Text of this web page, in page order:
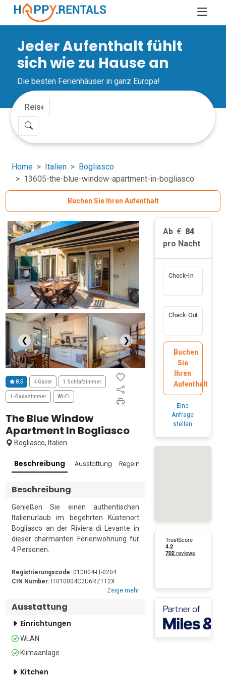
Jeder Aufenthalt fühlt
sich wie zu Hause an
Die besten Ferienhäuser in ganz Europa!
Home Italien
Bogliasco
13605-the-blue-window-apartment-in-bogliasco
Buchen Sie Ihren Aufenthalt
❮ ❯
8.5 4 Gäste 1 Schlafzimmer
1-Badezimmer Wi-Fi
The Blue Window
Apartment In Bogliasco
Bogliasco, Italien
Beschreibung Ausstattung Regeln und Richtlinien
Beschreibung
Genießen Sie einen authentischen
Italienurlaub im begehrten Küstenort
Bogliasco an der Riviera di Levante in
dieser charmanten Ferienwohnung für
4 Personen.
Ruhig gelegen im 2. Stock eines
modernen 5-stöckigen Gebäudes
verfügt diese komfortable Unterkunft
über eine private Terrasse mit Platz für
Mahlzeiten im Freien. Der ideale Ort für
einen Aperitif am Abend, einen
Morgenkaffee oder einfach nur, um die
Wohnzimmer, das auf eine private
Registrierungscode: 010004-LT-0204
CIN Number: IT010004C2U6RZTT2X
Zeige mehr
Ausstattung
Einrichtungen
WLAN
Klimaanlage
Kitchen
Ab
84
pro Nacht
Check-In
Check-Out
Buchen
Sie
Ihren
Aufenthalt
Eine
Anfrage
stellen